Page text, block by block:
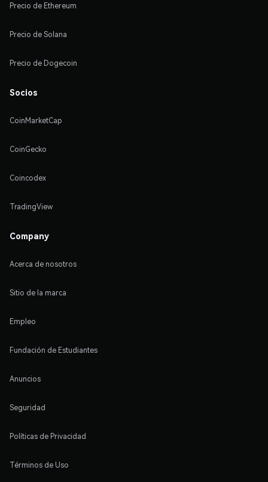
Precio de Ethereum
Precio de Solana
Precio de Dogecoin
Socios
CoinMarketCap
CoinGecko
Coincodex
TradingView
Company
Acerca de nosotros
Sitio de la marca
Empleo
Fundación de Estudiantes
Anuncios
Seguridad
Políticas de Privacidad
Términos de Uso